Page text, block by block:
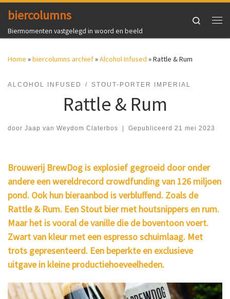
Ga naar inhoud
biercolumns
Biermomenten vastgelegd in woord en beeld
Search
Home »biercolumns archief»Alcohol Infused »Rattle & Rum
ALCOHOL INFUSED STOUT-PORTER IMPERIAL
Rattle & Rum
door Jaap van Weydom Claterbos Gepubliceerd 21 mei 2023
Brouwerij BrewDog is explosief gegroeid door onder
andere een wereldrecord crowdfunding van 126 miljoen
pond. Ook hun bieraanbod is verbluffend. Zoals de
Rattle & Rum. Een Stout bier met houtsnippers en rum.
Maar het is vooral de vanille die de boventoon voert.
Zwart van kleur met een espresso schuimlaag. Met
trots gepresenteerd. Een beperkte en exclusieve
uitgave in kleine productiehoeveelheden.